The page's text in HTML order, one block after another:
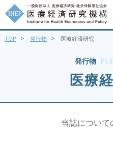
発行物
医療
TOP > 発行物 > 医療経済研究
当誌について